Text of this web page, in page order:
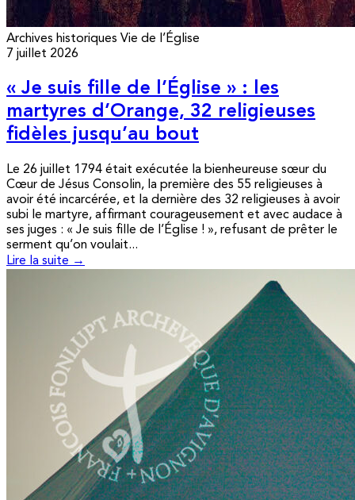
Archives historiques Vie de l’Église
7 juillet 2026
« Je suis fille de l’Église » : les
martyres d’Orange, 32 religieuses
fidèles jusqu’au bout
Le 26 juillet 1794 était exécutée la bienheureuse sœur du
Cœur de Jésus Consolin, la première des 55 religieuses à
avoir été incarcérée, et la dernière des 32 religieuses à avoir
subi le martyre, affirmant courageusement et avec audace à
ses juges : « Je suis fille de l’Église ! », refusant de prêter le
serment qu’on voulait...
Lire la suite →